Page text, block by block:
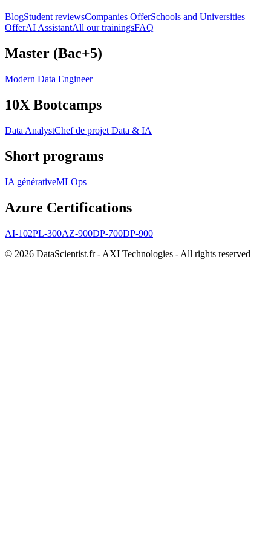
BlogStudent reviewsCompanies OfferSchools and Universities
OfferAI AssistantAll our trainingsFAQ
Master (Bac+5)
Modern Data Engineer
10X Bootcamps
Data AnalystChef de projet Data & IA
Short programs
IA générativeMLOps
Azure Certifications
AI-102PL-300AZ-900DP-700DP-900
© 2026 DataScientist.fr - AXI Technologies - All rights reserved